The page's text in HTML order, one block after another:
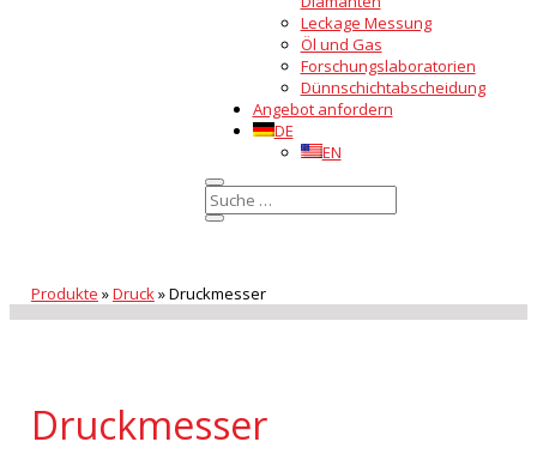
Leckage Messung
Öl und Gas
Forschungslaboratorien
Dünnschichtabscheidung
Angebot anfordern
DE
EN
Produkte »Druck»Druckmesser
Druckmesser